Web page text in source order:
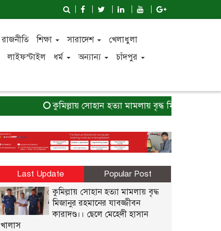
রাজনীতি শিক্ষা সারাদেশ
খেলাধুলা
লাইফস্টাইল ধর্ম অন্যান্য
চাঁদপুর
কুমিল্লায় সোহান হত্যা মামলায় বৃদ্ধ মিজানুর রহমানের
Last Update
Popular Post
কুমিল্লায় সোহান হত্যা মামলায় বৃদ্ধ
মিজানুর রহমানের যাবজ্জীবন
কারাদণ্ড।। ছেলে মেহেদী হাসান
খালাস